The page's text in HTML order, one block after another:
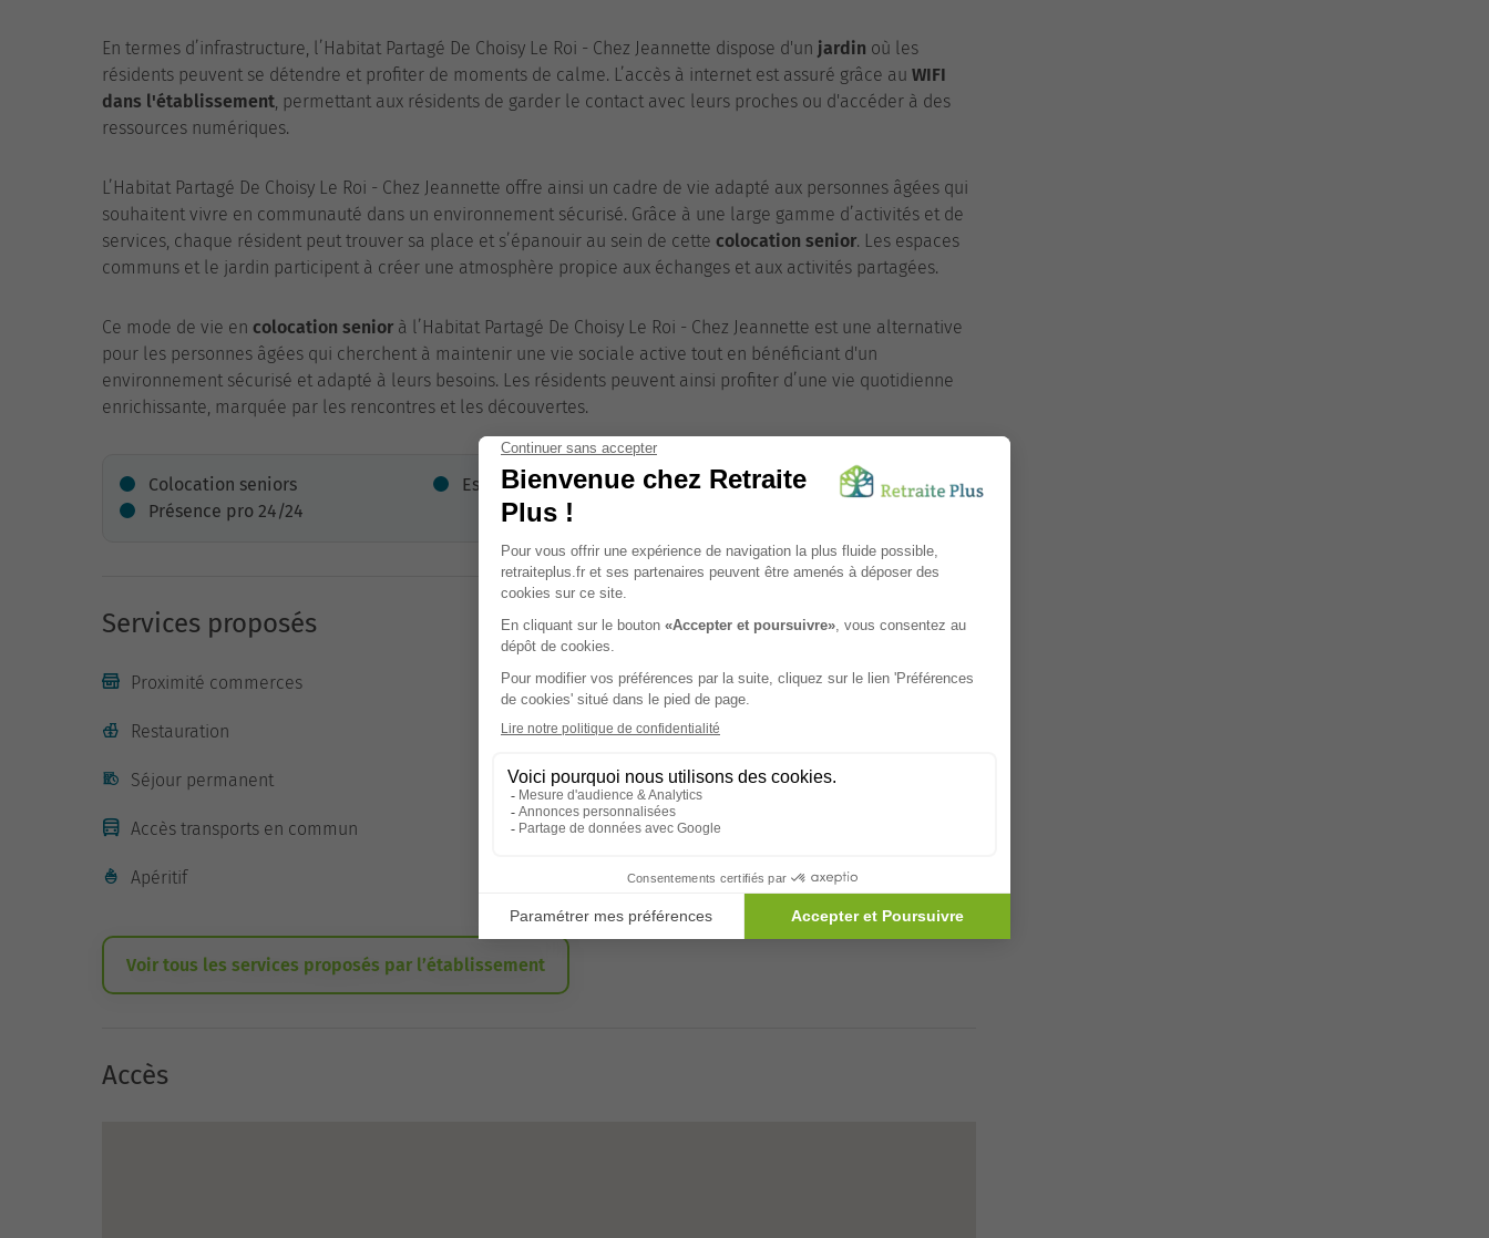
En termes d’infrastructure, l’Habitat Partagé De Choisy Le Roi - Chez Jeannette dispose d'un jardin où les
résidents peuvent se détendre et profiter de moments de calme. L’accès à internet est assuré grâce au WIFI
dans l'établissement, permettant aux résidents de garder le contact avec leurs proches ou d'accéder à des
ressources numériques.
L’Habitat Partagé De Choisy Le Roi - Chez Jeannette offre ainsi un cadre de vie adapté aux personnes âgées qui
souhaitent vivre en communauté dans un environnement sécurisé. Grâce à une large gamme d’activités et de
services, chaque résident peut trouver sa place et s’épanouir au sein de cette colocation senior. Les espaces
communs et le jardin participent à créer une atmosphère propice aux échanges et aux activités partagées.
Ce mode de vie en colocation senior à l’Habitat Partagé De Choisy Le Roi - Chez Jeannette est une alternative
pour les personnes âgées qui cherchent à maintenir une vie sociale active tout en bénéficiant d'un
environnement sécurisé et adapté à leurs besoins. Les résidents peuvent ainsi profiter d’une vie quotidienne
enrichissante, marquée par les rencontres et les découvertes.
Colocation seniors
Espaces Verts
Présence pro 24/24
Tarifs
Services proposés
Proximité commerces Auxiliaire de vie
Restauration Ascenseur
Séjour permanent Animations
Accès transports en commun Animaux de compagnie acceptés
Apéritif Appartement pour séjour temporaire
Voir tous les services proposés par l’établissement
Accès